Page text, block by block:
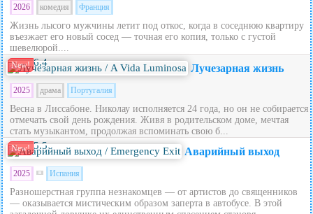
2026 комедия Франция
Жизнь лысого мужчины летит под откос, когда в соседнюю квартиру
въезжает его новый сосед — точная его копия, только с густой
шевелюрой....
New! 6.4 Лучезарная жизнь
2025 драма Португалия
Весна в Лиссабоне. Николау исполняется 24 года, но он не собирается
отмечать свой день рождения. Живя в родительском доме, мечтая
стать музыкантом, продолжая вспоминать свою б...
New! 5.5 Аварийный выход
2025 Испания
Разношерстная группа незнакомцев — от артистов до священников
— оказывается мистическим образом заперта в автобусе. В этой